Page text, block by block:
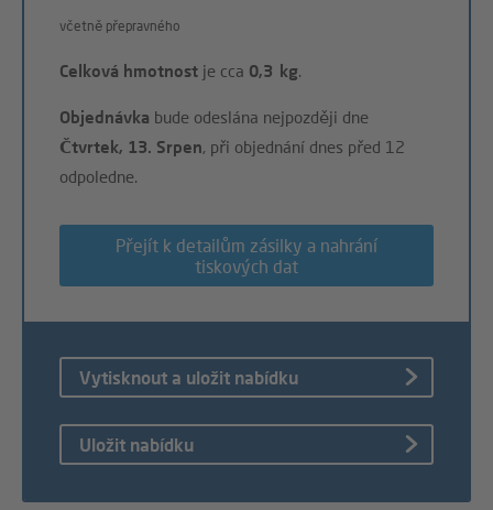
včetně přepravného
Celková hmotnost je cca 0,3 kg.
Objednávka bude odeslána nejpozději dne
Čtvrtek, 13. Srpen, při objednání dnes před 12
odpoledne.
Přejít k detailům zásilky a nahrání
tiskových dat
Vytisknout a uložit nabídku
Uložit nabídku